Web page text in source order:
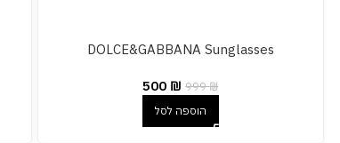
DOLCE&GABBANA Sunglasses
999₪
500 ₪
הוספה לסל